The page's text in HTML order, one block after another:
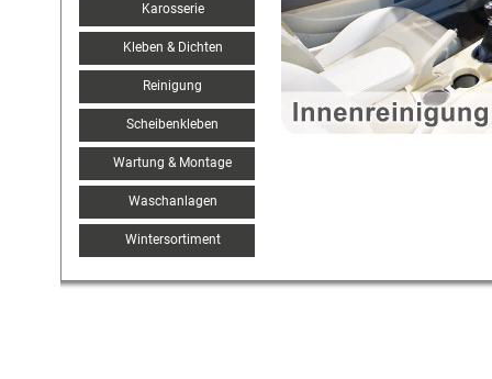
Karosserie
Kleben & Dichten
Reinigung
Scheibenkleben
Wartung & Montage
Waschanlagen
Wintersortiment